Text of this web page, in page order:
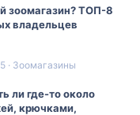
зоомагазин? ТОП-8
владельцев
Зоомагазины
ли где-то около
крючками,